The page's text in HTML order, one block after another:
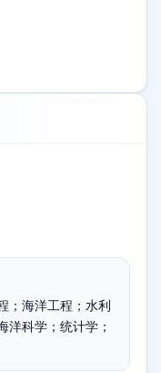
；海洋工程；水利
科学；统计学；